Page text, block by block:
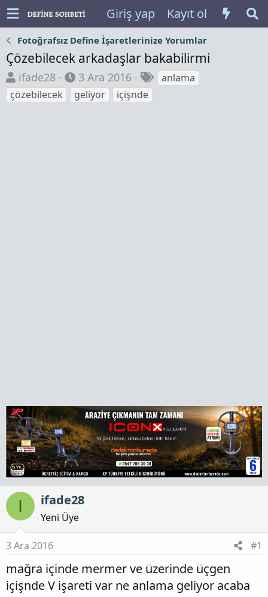
Giriş yap Kayıt ol
Fotoğrafsız Define İşaretlerinize Yorumlar
Çözebilecek arkadaşlar bakabilirmi
K
o
n
ifade28
B
a
ş
3 Ara 2016
Eanlama
çözebilecek
geliyor içişnde
I ifade28
Yeni Üye
3 Ara 2016 #1
mağra içinde mermer ve üzerinde üçgen
içişnde V işareti var ne anlama geliyor acaba